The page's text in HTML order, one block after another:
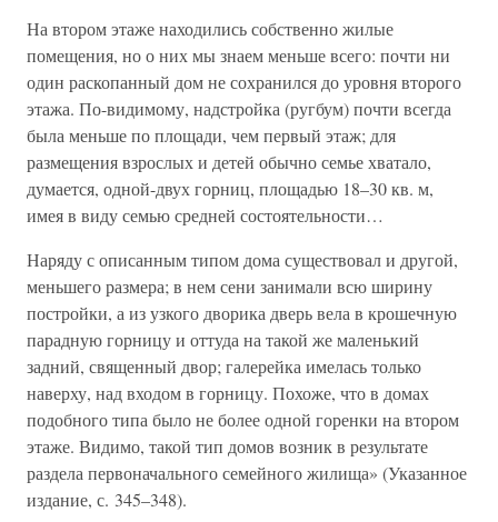
На втором этаже находились собственно жилые
помещения, но о них мы знаем меньше всего: почти ни
один раскопанный дом не сохранился до уровня второго
этажа. По-видимому, надстройка (ругбум) почти всегда
была меньше по площади, чем первый этаж; для
размещения взрослых и детей обычно семье хватало,
думается, одной-двух горниц, площадью 18–30 кв. м,
имея в виду семью средней состоятельности…
Наряду с описанным типом дома существовал и другой,
меньшего размера; в нем сени занимали всю ширину
постройки, а из узкого дворика дверь вела в крошечную
парадную горницу и оттуда на такой же маленький
задний, священный двор; галерейка имелась только
наверху, над входом в горницу. Похоже, что в домах
подобного типа было не более одной горенки на втором
этаже. Видимо, такой тип домов возник в результате
раздела первоначального семейного жилища» (Указанное
издание, с. 345–348).